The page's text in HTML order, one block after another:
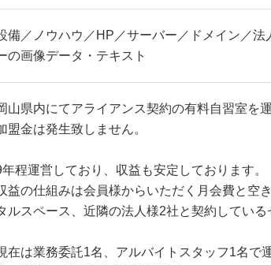
備／ノウハウ／HP／サーバー／ドメイン／
の画像データ・テキスト
山県内にてアライアンス契約の有料自習室を
盟金は発生致しません。
年程運営しており、収益も安定しております。
益の仕組みは会員様からいただく月会費と空
ルスペース、近隣の法人様2社と契約している
在は業務委託1名、アルバイトスタッフ1名で